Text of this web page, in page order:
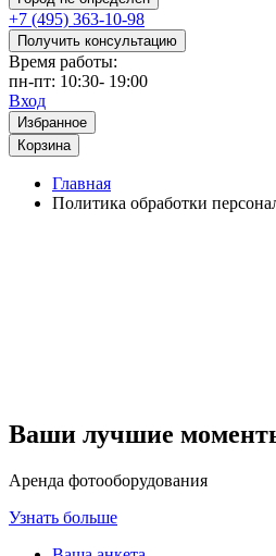
+7 (495) 363-10-98
Получить консультацию
Время работы:
пн-пт: 10:30- 19:00
Вход
Избранное
Корзина
Главная
Политика обработки
Ваши лучшие
Аренда фотооборудования
Узнать больше